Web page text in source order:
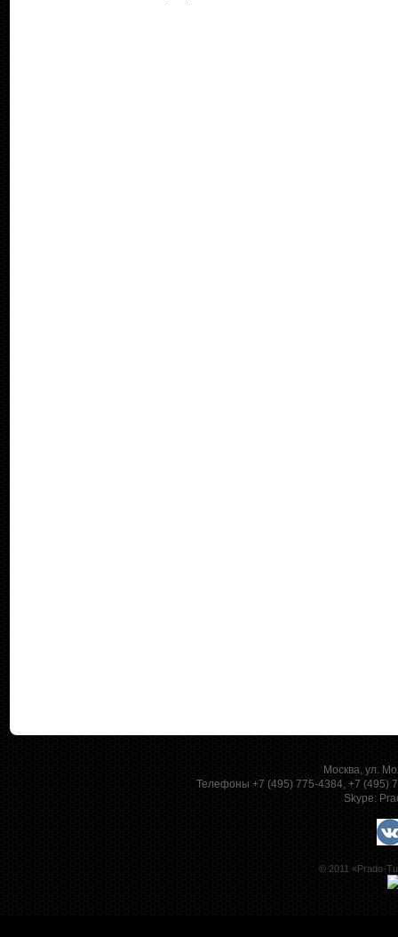
Москва, ул.
Телефоны +7 (495) 775-4384, +7 (495)
Skype:
© 2011 «Prado-